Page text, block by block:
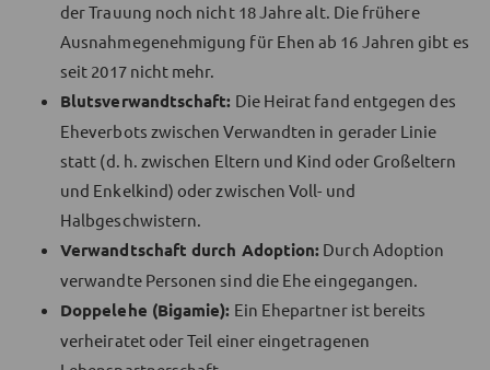
der Trauung noch nicht 18 Jahre alt. Die frühere
Ausnahmegenehmigung für Ehen ab 16 Jahren gibt es
seit 2017 nicht mehr.
Blutsverwandtschaft: Die Heirat fand entgegen des
Eheverbots zwischen Verwandten in gerader Linie
statt (d. h. zwischen Eltern und Kind oder Großeltern
und Enkelkind) oder zwischen Voll- und
Halbgeschwistern.
Verwandtschaft durch Adoption: Durch Adoption
verwandte Personen sind die Ehe eingegangen.
Doppelehe (Bigamie): Ein Ehepartner ist bereits
verheiratet oder Teil einer eingetragenen